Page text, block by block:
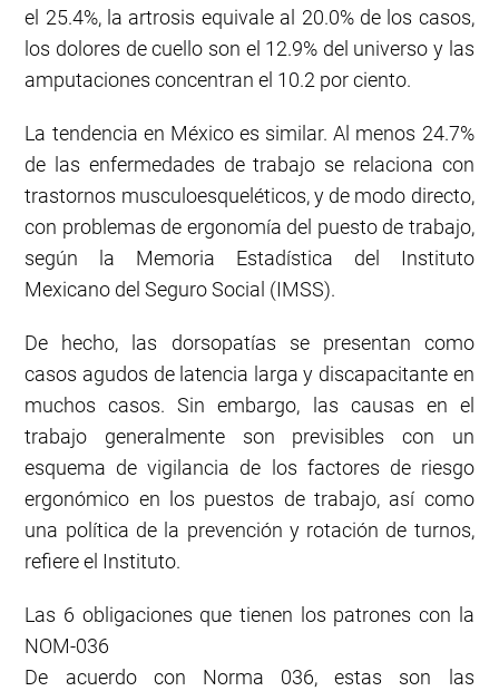
el 25.4%, la artrosis equivale al 20.0% de los casos,
los dolores de cuello son el 12.9% del universo y las
amputaciones concentran el 10.2 por ciento.
La tendencia en México es similar. Al menos 24.7%
de las enfermedades de trabajo se relaciona con
trastornos musculoesqueléticos, y de modo directo,
con problemas de ergonomía del puesto de trabajo,
según la Memoria Estadística del Instituto
Mexicano del Seguro Social (IMSS).
De hecho, las dorsopatías se presentan como
casos agudos de latencia larga y discapacitante en
muchos casos. Sin embargo, las causas en el
trabajo generalmente son previsibles con un
esquema de vigilancia de los factores de riesgo
ergonómico en los puestos de trabajo, así como
una política de la prevención y rotación de turnos,
refiere el Instituto.
Las 6 obligaciones que tienen los patrones con la
NOM-036
De acuerdo con Norma 036, estas son las